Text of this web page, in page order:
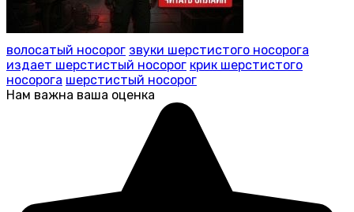
волосатый носорог звуки шерстистого носорога
издает шерстистый носорог крик шерстистого
носорога шерстистый носорог
Нам важна ваша оценка